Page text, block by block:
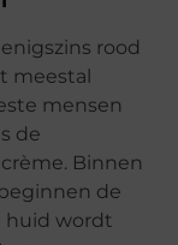
rood
meestal
mensen
de
Binnen
de
huid wordt